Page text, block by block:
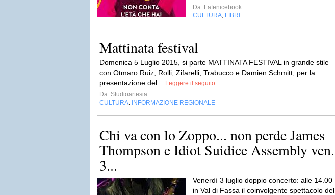
Da Lafenicebook
CULTURA LIBRI
Mattinata festival
Domenica 5 Luglio 2015, si parte MATTINATA FESTIVAL in grande stile
con Otmaro Ruiz, Rolli, Zifarelli, Trabucco e Damien Schmitt, per la
presentazione del...
Leggere il seguito
Da Studioartesia
CULTURA
INFORMAZIONE REGIONALE
Chi va con lo Zoppo... non perde James
Thompson e Idiot Suidice Assembly ven.
3...
Venerdì 3 luglio doppio concerto: alle 14.00
in Val di Fassa il coinvolgente spettacolo del